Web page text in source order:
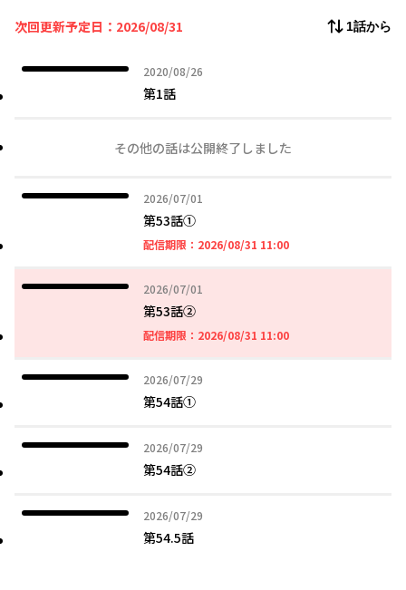
次回更新予定日：2026/08/31 1話から
2020/08/26
2020年08月26日
第1話
その他の話は公開終了しました
2026/07/01
2026年07月01日
第53話①
配信期限： 2026/08/31 11:002026年08月31日 11時
2026/07/01
2026年07月01日
第53話➁
配信期限： 2026/08/31 11:002026年08月31日 11時
2026/07/29
2026年07月29日
第54話①
2026/07/29
2026年07月29日
第54話➁
2026/07/29
2026年07月29日
第54.5話